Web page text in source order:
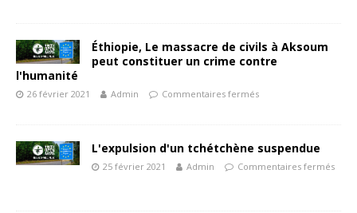
Éthiopie, Le massacre de civils à Aksoum
peut constituer un crime contre
l'humanité
26 février 2021 Admin Commentaires fermés
L'expulsion d'un tchétchène suspendue
25 février 2021 Admin Commentaires fermés